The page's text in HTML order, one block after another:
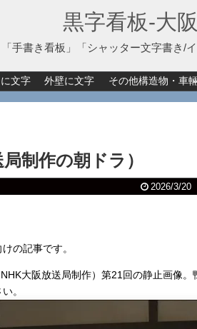
黒字看板‐大
「手書き看板」「シャッター文字書き/
文字 外壁に文字 その他構造物・車
制作の朝ドラ）
2026/3/20
の記事です。
大阪放送局制作）第21回の静止画像。
。